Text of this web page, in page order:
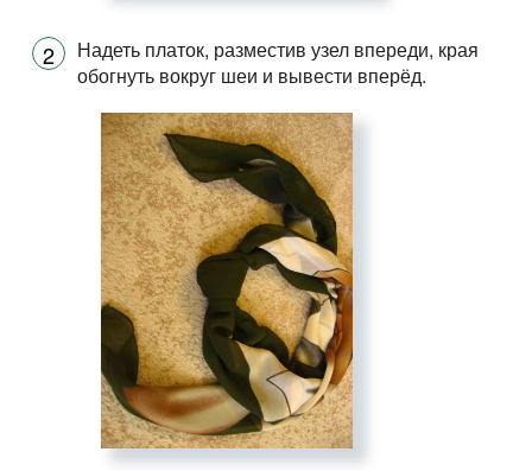
Надеть платок, разместив узел впереди, края
обогнуть вокруг шеи и вывести вперёд.